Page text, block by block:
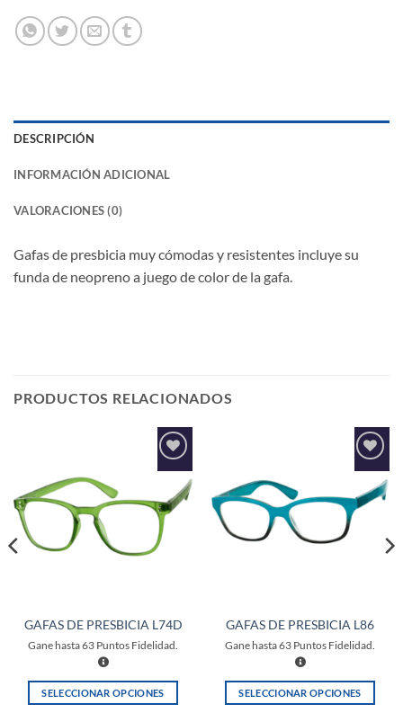
DESCRIPCIÓN
INFORMACIÓN ADICIONAL
VALORACIONES (0)
Gafas de presbicia muy cómodas y resistentes incluye su
funda de neopreno a juego de color de la gafa.
PRODUCTOS RELACIONADOS
Añadir
lista de
deseos
GAFAS DE PRESBICIA L74D
Gane hasta63 Puntos Fidelidad.
SELECCIONAR OPCIONES
Añadir
lista de
deseos
GAFAS DE PRESBICIA L86
Gane hasta63 Puntos Fidelidad.
SELECCIONAR OPCIONES